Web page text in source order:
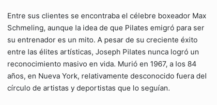
Entre sus clientes se encontraba el célebre boxeador Max
Schmeling, aunque la idea de que Pilates emigró para ser
su entrenador es un mito. A pesar de su creciente éxito
entre las élites artísticas, Joseph Pilates nunca logró un
reconocimiento masivo en vida. Murió en 1967, a los 84
años, en Nueva York, relativamente desconocido fuera del
círculo de artistas y deportistas que lo seguían.